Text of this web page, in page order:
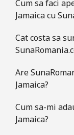
Cum sa faci
Jamaica cu
Cat costa sa
Are
Jamaica?
Cum sa-mi
Jamaica?